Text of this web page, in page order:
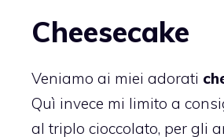
Cheesecake
Veniamo ai miei adorati
Quì invece mi limito a
al triplo cioccolato, per gli